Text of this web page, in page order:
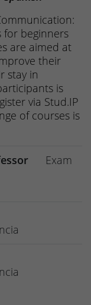
for beginners
are aimed at
their
stay in
is
via Stud.IP
of courses is
Exam